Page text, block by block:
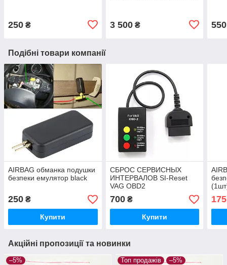
250 ₴ 3 500₴ 550
Подібні товари компанії
AIRBAG обманка подушки
безпеки емулятор black
250 ₴
Купити
СБРОС СЕРВИСНЫХ
ИНТЕРВАЛОВ SI-Reset
VAG OBD2
700₴
Купити
175
Акційні пропозиції та новинки
–5% Топ продажів –5%